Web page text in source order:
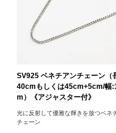
SV925 ベネチアンチェーン（
40cmもしくは45cm+5cm/幅
m）《アジャスター付》
光に反射して優雅な輝きを放つベネ
チェーン